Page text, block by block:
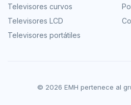
Televisores curvos
Televisores LCD
Televisores portátiles
© 2026 EMH pertenece al